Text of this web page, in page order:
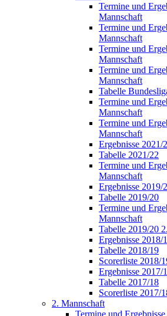
Termine und
Mannschaft
Termine und
Mannschaft
Termine und
Mannschaft
Termine und
Mannschaft
Tabelle
Termine und
Mannschaft
Termine und
Mannschaft
Ergebnisse 2021/
Tabelle 2021/22
Termine und
Mannschaft
Ergebnisse 2019/
Tabelle 2019/20
Termine und
Mannschaft
Tabelle 2019/20
Ergebnisse 2018/
Tabelle 2018/19
Scorerliste 2018/
Ergebnisse 2017/
Tabelle 2017/18
Scorerliste 2017/
2. Mannschaft
Termine und